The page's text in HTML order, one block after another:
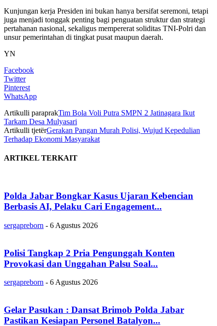
Kunjungan kerja Presiden ini bukan hanya bersifat seremoni, tetapi
juga menjadi tonggak penting bagi penguatan struktur dan strategi
pertahanan nasional, sekaligus mempererat soliditas TNI-Polri dan
unsur pemerintahan di tingkat pusat maupun daerah.
YN
Facebook
Twitter
Pinterest
WhatsApp
Artikulli paraprakTim Bola Voli Putra SMPN 2 Jatinagara Ikut
Tarkam Desa Mulyasari
Artikulli tjetërGerakan Pangan Murah Polisi, Wujud Kepedulian
Terhadap Ekonomi Masyarakat
ARTIKEL TERKAIT
Polda Jabar Bongkar Kasus Ujaran Kebencian
Berbasis AI, Pelaku Cari Engagement...
sergapreborn - 6 Agustus 2026
Polisi Tangkap 2 Pria Pengunggah Konten
Provokasi dan Unggahan Palsu Soal...
sergapreborn - 6 Agustus 2026
Gelar Pasukan : Dansat Brimob Polda Jabar
Pastikan Kesiapan Personel Batalyon...